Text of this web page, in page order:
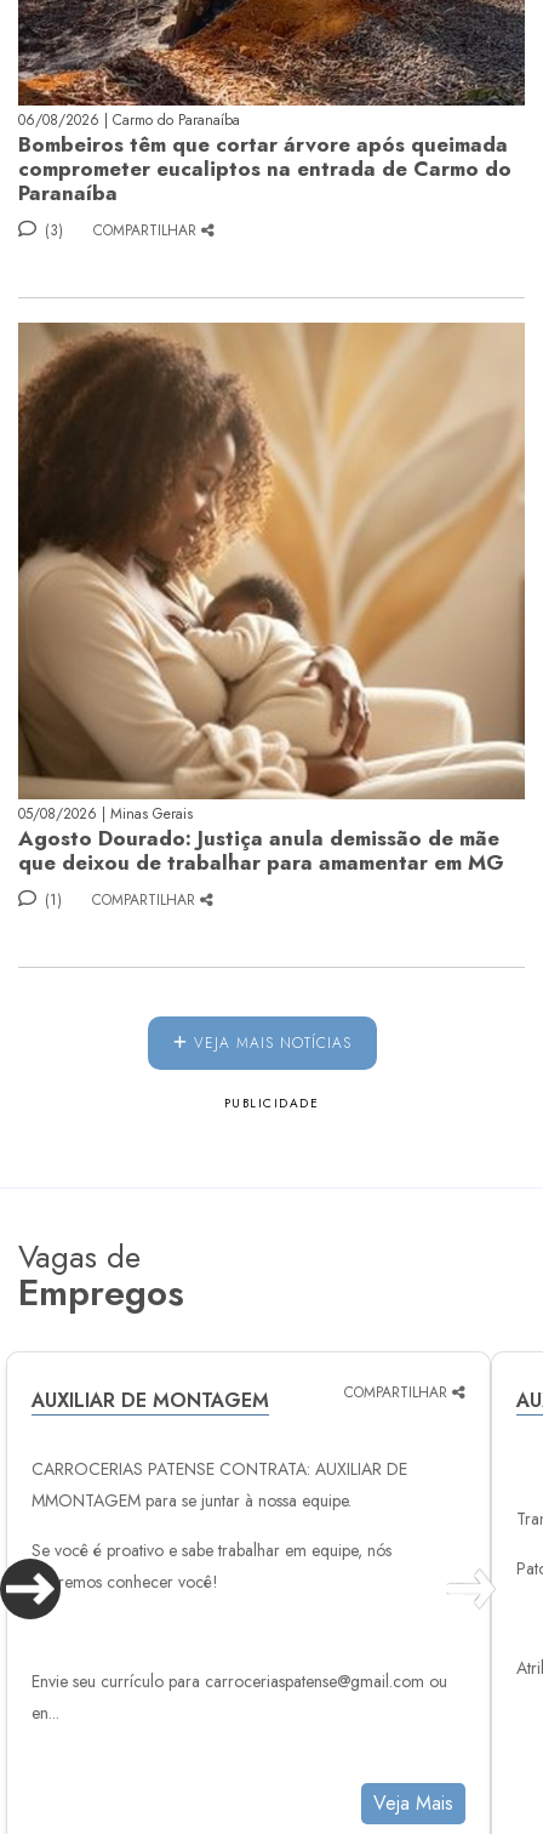
06/08/2026 | Carmo do Paranaíba
Bombeiros têm que cortar árvore após queimada
comprometer eucaliptos na entrada de Carmo do
Paranaíba
(3) COMPARTILHAR
05/08/2026 | Minas Gerais
Agosto Dourado: Justiça anula demissão de mãe
que deixou de trabalhar para amamentar em MG
(1) COMPARTILHAR
VEJA MAIS NOTÍCIAS
Vagas de
Empregos
AUXILIAR DE MONTAGEM COMPARTILHAR
CARROCERIAS PATENSE CONTRATA: AUXILIAR DE
MMONTAGEM para se juntar à nossa equipe.
Se você é proativo e sabe trabalhar em equipe, nós
queremos conhecer você!
Envie seu currículo para carroceriaspatense@gmail.com ou
en...
Veja Mais